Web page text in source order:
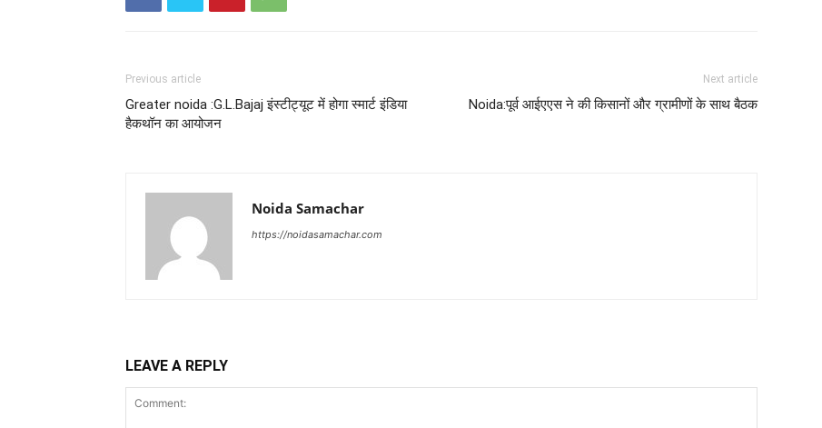
Previous article
Greater noida :G.L.Bajaj इंस्टीट्यूट में होगा स्मार्ट इंडिया
हैकथॉन का आयोजन
Next article
Noida:पूर्व आईएएस ने की किसानों और ग्रामीणों के साथ बैठक
Noida Samachar
https://noidasamachar.com
LEAVE A REPLY